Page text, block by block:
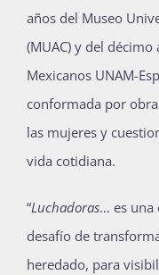
años del Museo
(MUAC) y del
Mexicanos UNAM-
conformada por
las mujeres y
vida cotidiana.
“Luchadoras… es una
desafío de
heredado, para